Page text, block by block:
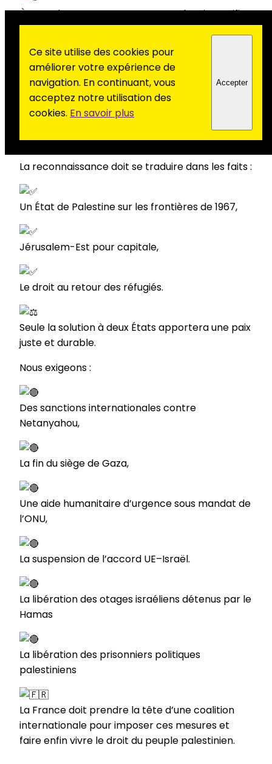
À Gaza, le gouvernement Netanyahou intensifie
sa guerre génocidaire.
En Cisjordanie, avec l’appui des colons, il
accélère l’annexion.
Une véritable politique d’épuration ethnique
assumée.
La reconnaissance doit se traduire dans les faits :
Un État de Palestine sur les frontières de 1967,
Jérusalem-Est pour capitale,
Le droit au retour des réfugiés.
Seule la solution à deux États apportera une paix
juste et durable.
Nous exigeons :
Des sanctions internationales contre
Netanyahou,
La fin du siège de Gaza,
Une aide humanitaire d’urgence sous mandat de
l’ONU,
La suspension de l’accord UE–Israël.
La libération des otages israéliens détenus par le
Hamas
La libération des prisonniers politiques
palestiniens
La France doit prendre la tête d’une coalition
internationale pour imposer ces mesures et
faire enfin vivre le droit du peuple palestinien.
Ce site utilise des cookies pour
améliorer votre expérience de
navigation. En continuant, vous
acceptez notre utilisation des
cookies. En savoir plus
Accepter